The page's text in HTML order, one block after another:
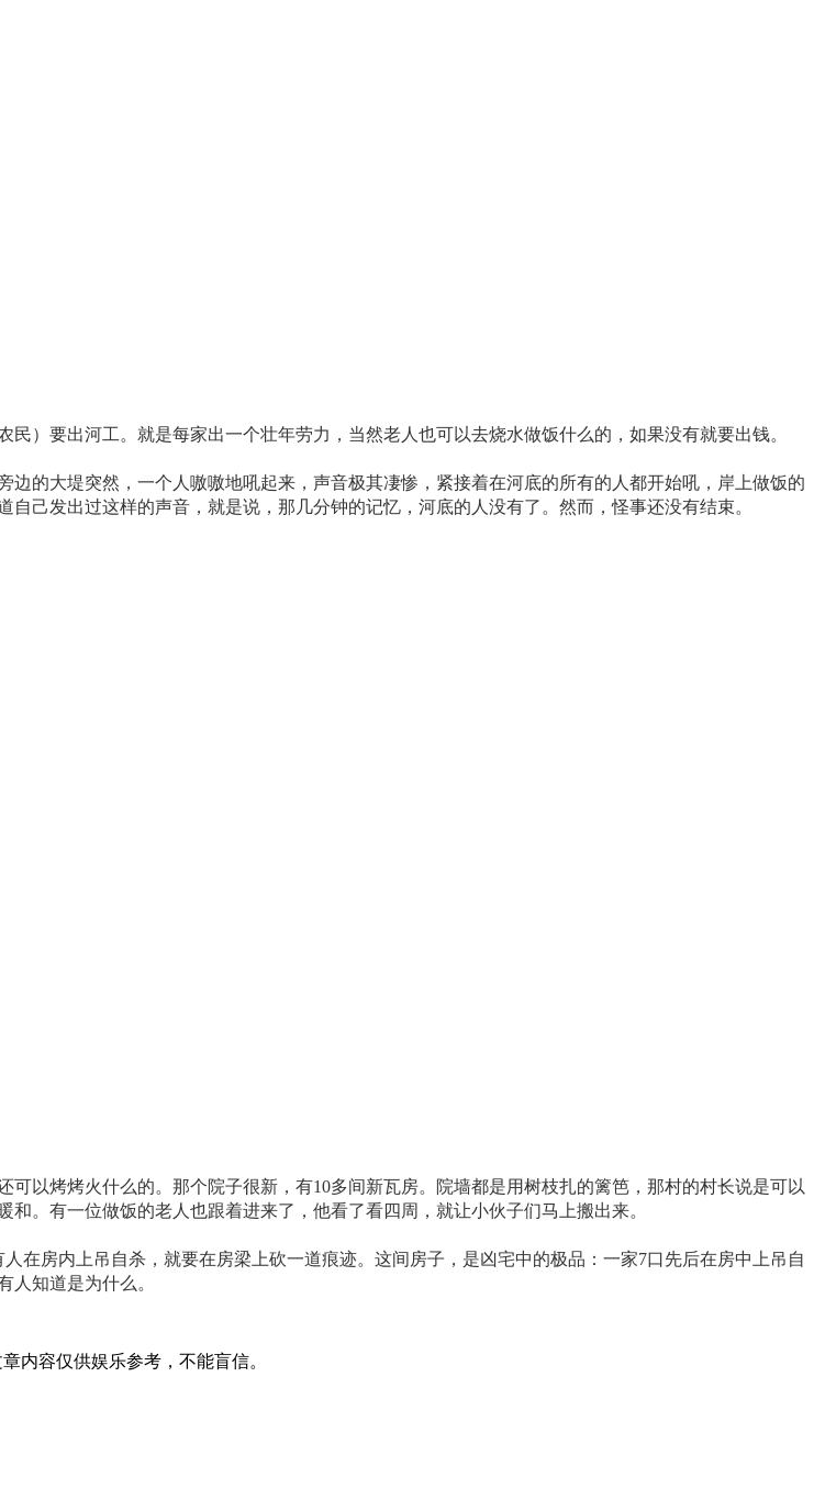
）要出河工。就是每家出一个壮年劳力，当然老人也可以去烧水做饭什么的，如果没有就要出钱。
的大堤突然，一个人嗷嗷地吼起来，声音极其凄惨，紧接着在河底的所有的人都开始吼，岸上做饭的
己发出过这样的声音，就是说，那几分钟的记忆，河底的人没有了。然而，怪事还没有结束。
以烤烤火什么的。那个院子很新，有10多间新瓦房。院墙都是用树枝扎的篱笆，那村的村长说是可以
。有一位做饭的老人也跟着进来了，他看了看四周，就让小伙子们马上搬出来。
在房内上吊自杀，就要在房梁上砍一道痕迹。这间房子，是凶宅中的极品：一家7口先后在房中上吊自
人知道是为什么。
内容仅供娱乐参考，不能盲信。